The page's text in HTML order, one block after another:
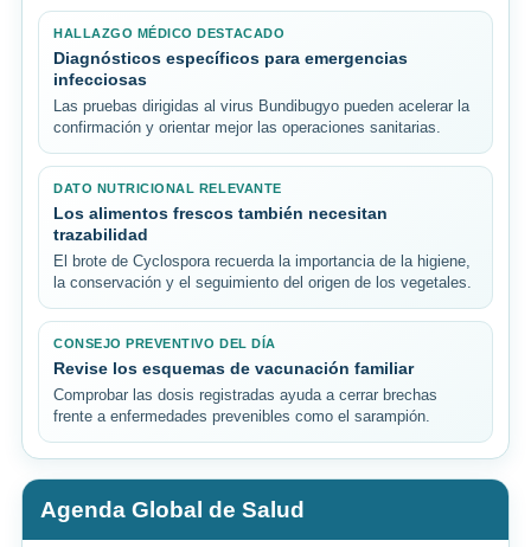
HALLAZGO MÉDICO DESTACADO
Diagnósticos específicos para emergencias
infecciosas
Las pruebas dirigidas al virus Bundibugyo pueden acelerar la
confirmación y orientar mejor las operaciones sanitarias.
DATO NUTRICIONAL RELEVANTE
Los alimentos frescos también necesitan
trazabilidad
El brote de Cyclospora recuerda la importancia de la higiene,
la conservación y el seguimiento del origen de los vegetales.
CONSEJO PREVENTIVO DEL DÍA
Revise los esquemas de vacunación familiar
Comprobar las dosis registradas ayuda a cerrar brechas
frente a enfermedades prevenibles como el sarampión.
Agenda Global de Salud